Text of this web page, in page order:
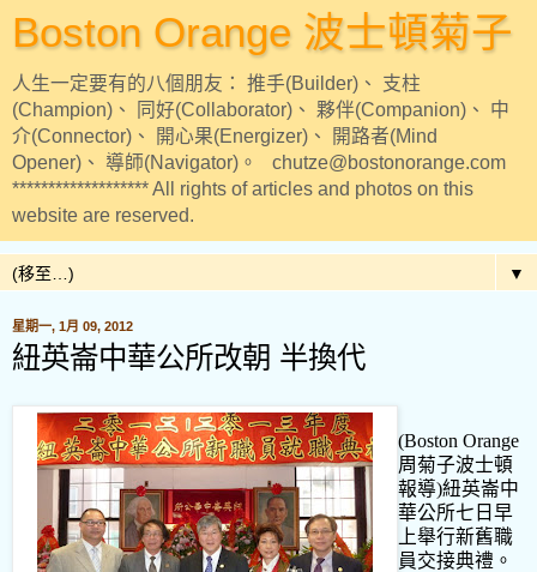
Boston Orange 波士頓菊子
人生一定要有的八個朋友： 推手(Builder)、 支柱
(Champion)、 同好(Collaborator)、 夥伴(Companion)、 中
介(Connector)、 開心果(Energizer)、 開路者(Mind
Opener)、 導師(Navigator)。 chutze@bostonorange.com
******************* All rights of articles and photos on this
website are reserved.
▼
星期一, 1月 09, 2012
紐英崙中華公所改朝 半換代
(Boston Orange
周菊子波士頓
報導)紐英崙中
華公所七日早
上舉行新舊職
員交接典禮。